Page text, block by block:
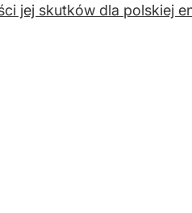
jej skutków dla polskiej